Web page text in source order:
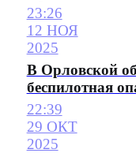
23:26
12 НОЯ
2025
В Орловской
беспилотная
22:39
29 ОКТ
2025